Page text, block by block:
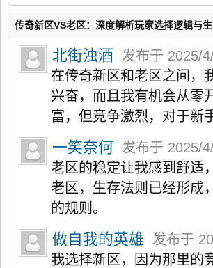
于新开服生态深度解析
传奇新区VS老区：深度解析玩家选择逻辑与
北街浊酒 发布于 2025/
在传奇新区和老区之间，
兴奋，而且我有机会从零
富，但竞争激烈，对于新
一笑奈何 发布于 2025/
老区的稳定让我感到舒适
老区，生存法则已经形成
的规则。
做自我的英雄
发布于
我选择新区，因为那里的